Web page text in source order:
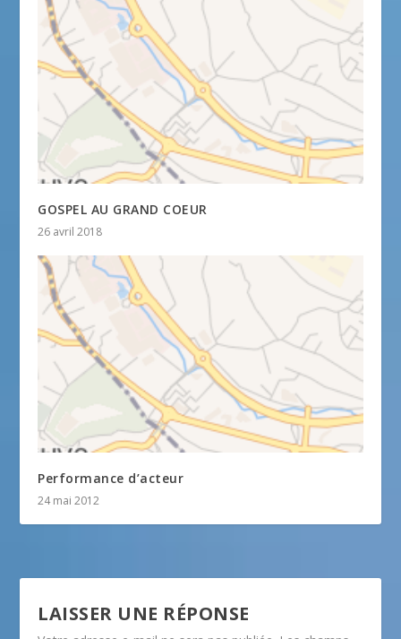
GOSPEL AU GRAND COEUR
26 avril 2018
Performance d’acteur
24 mai 2012
LAISSER UNE RÉPONSE